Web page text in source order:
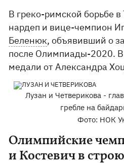
В греко-римской борьбе в
нардеп и вице-чемпион
Беленюк, объявивший о
после Олимпиады-2020.
медали от Александра
Лузан и Четверикова -
гребле на
Фото: НОК
Олимпийские
и Костевич в строю